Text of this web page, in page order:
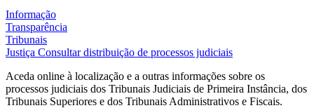
Informação
Transparência
Tribunais
Justiça Consultar distribuição de processos judiciais
Aceda online à localização e a outras informações sobre os
processos judiciais dos Tribunais Judiciais de Primeira Instância, dos
Tribunais Superiores e dos Tribunais Administrativos e Fiscais.